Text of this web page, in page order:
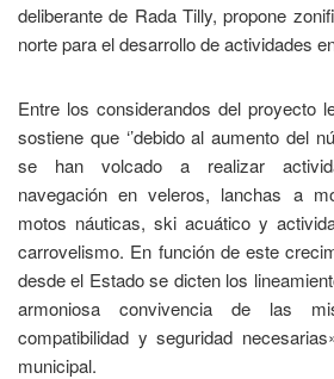
deliberante de Rada Tilly, propone
norte para el desarrollo de actividades
Entre los considerandos del proyecto
sostiene que ‘’debido al aumento del
se han volcado a realizar
navegación en veleros, lanchas a
motos náuticas, ski acuático y
carrovelismo. En función de este
desde el Estado se dicten los
armoniosa convivencia de las
compatibilidad y seguridad
municipal.